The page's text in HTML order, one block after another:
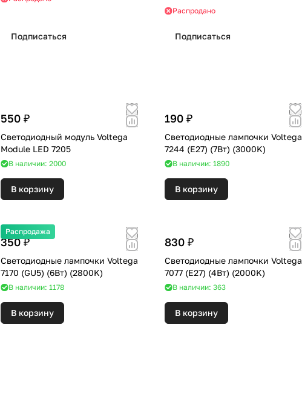
Подписаться
Распродано
Подписаться
550 ₽
Светодиодный модуль Voltega
Module LED 7205
В наличии: 2000
В корзину
190 ₽
Светодиодные лампочки Voltega
7244 (E27) (7Вт) (3000K)
В наличии: 1890
В корзину
Распродажа
350 ₽
Светодиодные лампочки Voltega
7170 (GU5) (6Вт) (2800K)
В наличии: 1178
В корзину
830 ₽
Светодиодные лампочки Voltega
7077 (E27) (4Вт) (2000K)
В наличии: 363
В корзину